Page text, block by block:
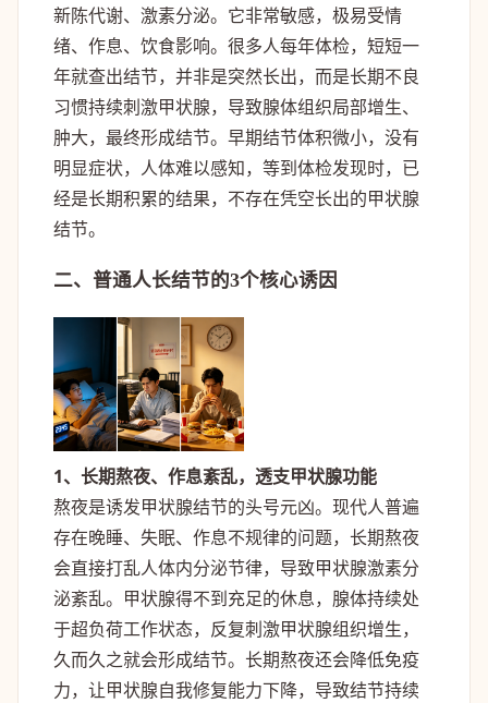
新陈代谢、激素分泌。它非常敏感，极易受情
绪、作息、饮食影响。很多人每年体检，短短一
年就查出结节，并非是突然长出，而是长期不良
习惯持续刺激甲状腺，导致腺体组织局部增生、
肿大，最终形成结节。早期结节体积微小，没有
明显症状，人体难以感知，等到体检发现时，已
经是长期积累的结果，不存在凭空长出的甲状腺
结节。
二、普通人长结节的3个核心诱因
1、长期熬夜、作息紊乱，透支甲状腺功能
熬夜是诱发甲状腺结节的头号元凶。现代人普遍
存在晚睡、失眠、作息不规律的问题，长期熬夜
会直接打乱人体内分泌节律，导致甲状腺激素分
泌紊乱。甲状腺得不到充足的休息，腺体持续处
于超负荷工作状态，反复刺激甲状腺组织增生，
久而久之就会形成结节。长期熬夜还会降低免疫
力，让甲状腺自我修复能力下降，导致结节持续